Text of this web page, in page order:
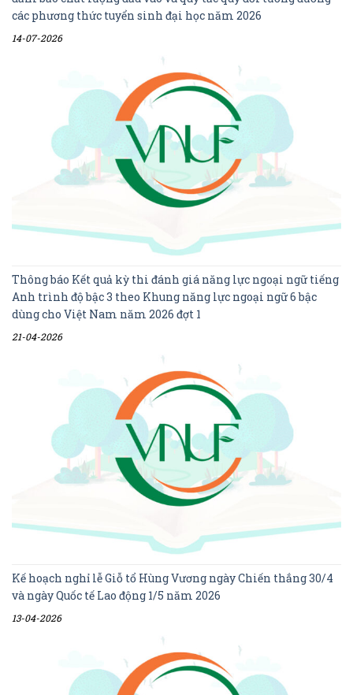
các phương thức tuyển sinh đại học năm 2026
14-07-2026
Thông báo Kết quả kỳ thi đánh giá năng lực ngoại ngữ tiếng
Anh trình độ bậc 3 theo Khung năng lực ngoại ngữ 6 bậc
dùng cho Việt Nam năm 2026 đợt 1
21-04-2026
Kế hoạch nghỉ lễ Giỗ tổ Hùng Vương ngày Chiến thắng 30/4
và ngày Quốc tế Lao động 1/5 năm 2026
13-04-2026